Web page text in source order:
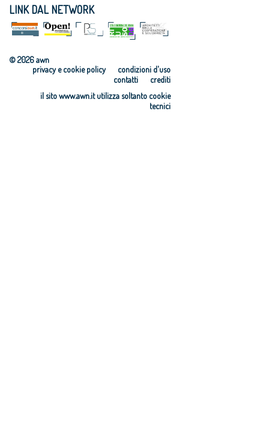
LINK DAL NETWORK
© 2026 awn
condizioni d'uso
privacy e cookie policy
crediti
contatti
il sito www.awn.it utilizza soltanto cookie
tecnici